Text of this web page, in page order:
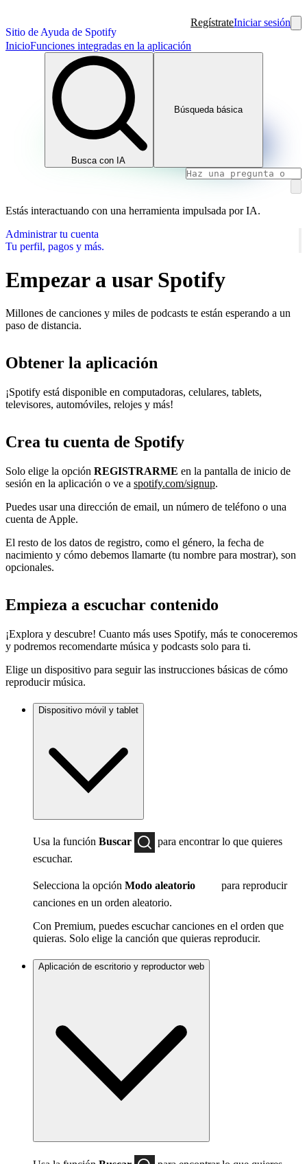
Sitio de Ayuda de Spotify
RegístrateIniciar sesión
InicioFunciones integradas en la aplicación
Busca con IA
Búsqueda básica
Estás interactuando con una herramienta impulsada por IA.
Administrar tu cuenta
Tu perfil, pagos y más.
Empezar a usar Spotify
Millones de canciones y miles de podcasts te están esperando a un
paso de distancia.
Obtener la aplicación
¡Spotify está disponible en computadoras, celulares, tablets,
televisores, automóviles, relojes y más!
Crea tu cuenta de Spotify
Solo elige la opción REGISTRARME en la pantalla de inicio de
sesión en la aplicación o ve a spotify.com/signup.
Puedes usar una dirección de email, un número de teléfono o una
cuenta de Apple.
El resto de los datos de registro, como el género, la fecha de
nacimiento y cómo debemos llamarte (tu nombre para mostrar), son
opcionales.
Empieza a escuchar contenido
¡Explora y descubre! Cuanto más uses Spotify, más te conoceremos
y podremos recomendarte música y podcasts solo para ti.
Elige un dispositivo para seguir las instrucciones básicas de cómo
reproducir música.
Dispositivo móvil y tablet
Usa la función Buscar
para encontrar lo que quieres
escuchar.
Selecciona la opción Modo aleatorio
para reproducir
canciones en un orden aleatorio.
Con Premium, puedes escuchar canciones en el orden que
quieras. Solo elige la canción que quieras reproducir.
Aplicación de escritorio y reproductor web